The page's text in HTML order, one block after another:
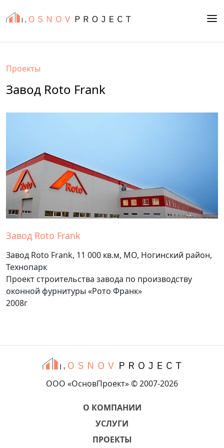
Проекты
Завод Roto Frank
Завод Roto Frank
Завод Roto Frank, 11 000 кв.м, МО, Ногинский район,
Технопарк
Проект строительства завода по производству
оконной фурнитуры «Рото Франк»
2008г
ООО «ОсновПроект» © 2007-2026
О КОМПАНИИ
УСЛУГИ
ПРОЕКТЫ